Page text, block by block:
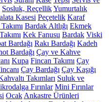
Sosluk, ReçellikYumurtalık
Kasesi Peçetelik Karaf
Bardak Altlığı Ekmek
Kek Fanusu Bardak Viski
Bardağı Rakı Bardağı Kadeh
Bardağı Çay ve Kahve
Kupa Fincan Takımı Çay
Çay Bardağı Çay Kaşığı
Takımları Suluk ve
Fırınlar Mini Fırınlar
Ocak Ankastre Ürünleri